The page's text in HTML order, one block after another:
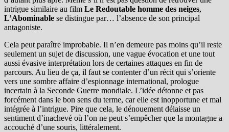
intrigue similaire au film Le Redoutable homme des neiges,
L’Abominable se distingue par… l’absence de son principal
antagoniste.
Cela peut paraître improbable. Il n’en demeure pas moins qu’il reste
seulement un sujet de discussion, une vague évocation et une tout
aussi évasive interprétation lors de certaines attaques en fin de
parcours. Au lieu de ça, il faut se contenter d’un récit qui s’oriente
vers une sombre affaire d’espionnage international, prologue
incertain à la Seconde Guerre mondiale. L’idée détonne et pas
forcément dans le bon sens du terme, car elle est inopportune et mal
intégrée à l’intrigue. Pire que cela, le dénouement délaisse un
sentiment d’inachevé où l’on ne peut s’empêcher que la montagne a
accouché d’une souris, littéralement.